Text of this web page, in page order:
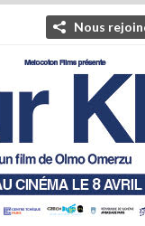
Nous